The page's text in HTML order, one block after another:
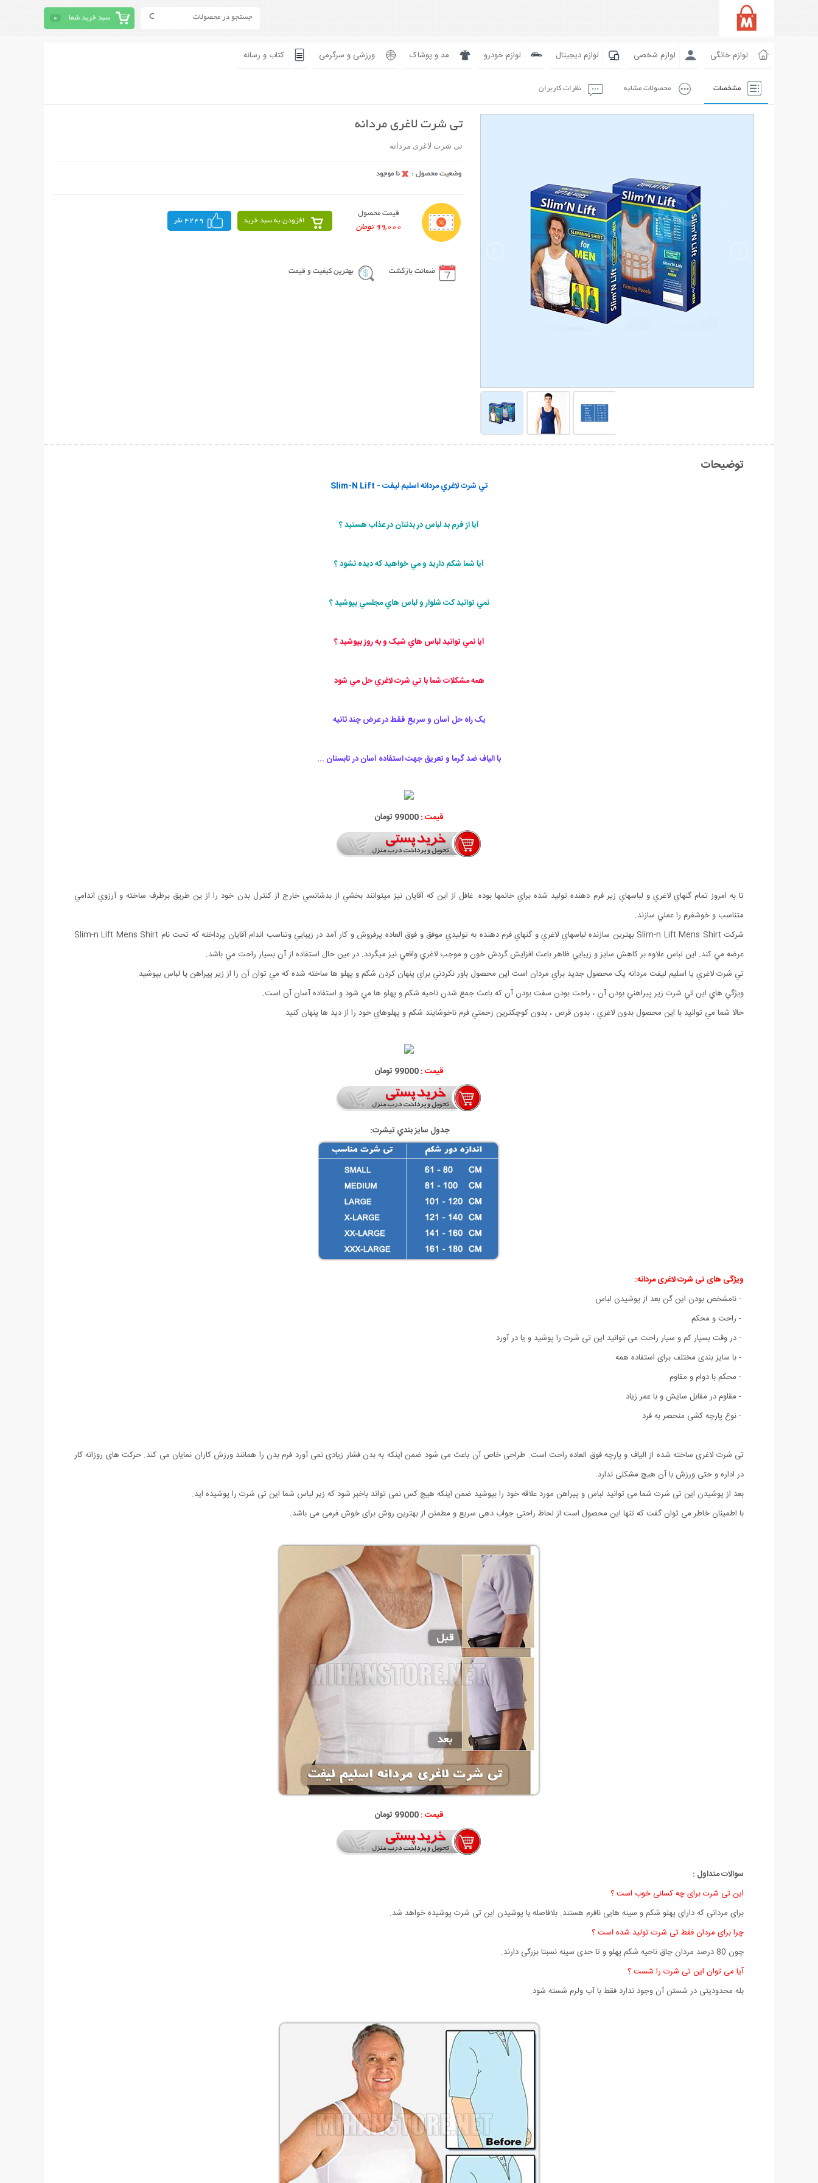
سبد خرید شما 0
لوازم خانگی لوازم شخصی لوازم دیجیتال لوازم خودرو مد و پوشاک ورزشی و سرگرمی کتاب و رسانه
مشخصات محصولات مشابه نظرات کاربران
تی شرت لاغری مردانه
تی شرت لاغری مردانه
قیمت محصول
99,000 تومان
افزودن به سبد خرید 4249 نفر
ضمانت بازگشت بهترین کیفیت و قیمت
توضیحات
تي شرت لاغري مردانه اسليم ليفت - Slim-N Lift
آيا از فرم بد لباس در بدنتان در عذاب هستيد ؟
آيا شما شکم داريد و مي خواهيد که ديده نشود ؟
نمي توانيد کت شلوار و لباس هاي مجلسي بپوشيد ؟
آيا نمي توانيد لباس هاي شيک و به روز بپوشيد ؟
همه مشکلات شما با تي شرت لاغري حل مي شود
يک راه حل آسان و سريع فقط در عرض چند ثانيه
با الياف ضد گرما و تعريق جهت استفاده آسان در تابستان ...
قيمت :
تا به امروز تمام گنهاي لاغري و لباسهاي زير فرم دهنده توليد شده براي خانمها بوده. غافل از اين که آقايان نيز ميتوانند بخشي از بدشانسي خارج از کنترل بدن خود را از ين طريق برطرف ساخته و آرزوي اندامي
متناسب و خوشفرم را عملي سازند.
شرکت Slim-n Lift Mens Shirt بهترين سازنده لباسهاي لاغري و گنهاي فرم دهنده به توليدي موفق و فوق العاده پرفروش و کار آمد در زيبايي وتناسب اندام آقايان پرداخته که تحت نام Slim-n Lift Mens Shirt
عرضه مي کند. اين لباس علاوه بر کاهش سايز و زيبايي ظاهر باعث افزايش گردش خون و موجب لاغري واقعي نيز ميگردد. در عين حال استفاده از آن بسيار راحت مي باشد.
تي شرت لاغري يا اسليم ليفت مردانه يک محصول جديد براي مردان است اين محصول باور نکردني براي پنهان کردن شکم و پهلو ها ساخته شده که مي توان آن را از زير پيراهن يا لباس بپوشيد.
ويژگي هاي اين تي شرت زير پيراهني بودن آن ، راحت بودن سفت بودن آن که باعث جمع شدن ناحيه شکم و پهلو ها مي شود و استفاده آسان آن است.
حالا شما مي توانيد با اين محصول بدون لاغري ، بدون قرص ، بدون کوچکترين زحمتي فرم ناخوشايند شکم و پهلوهاي خود را از ديد ها پنهان کنيد.
قيمت :
جدول سايز بندي تيشرت:
ویژگی های تی شرت لاغری مردانه:
- نامشخص بودن این گن بعد از پوشیدن لباس
- راحت و محکم
- در وقت بسیار کم و سیار راحت می توانید این تی شرت را پوشید و یا در آورد
- با سایز بندی مختلف برای استفاده همه
- محکم با دوام و مقاوم
- مقاوم در مقابل سایش و با عمر زیاد
- نوع پارچه کشی منحصر به فرد
تی شرت لاغری ساخته شده از الیاف و پارچه فوق العاده راحت است. طراحی خاص آن باعث می شود ضمن اینکه به بدن فشار زیادی نمی آورد فرم بدن را همانند ورزش کاران نمایان می کند. حرکت های روزانه کار
در اداره و حتی ورزش با آن هیچ مشکلی ندارد.
بعد از پوشیدن این تی شرت شما می توانید لباس و پیراهن مورد علاقه خود را بپوشید ضمن اینکه هیچ کس نمی تواند باخبر شود که زیر لباس شما این تی شرت را پوشیده اید.
با اطمینان خاطر می توان گفت که تنها این محصول است از لحاظ راحتی جواب دهی سریع و مطمئن از بهترین روش برای خوش فرمی می باشد.
قيمت :
سوالات متداول :
این تی شرت برای چه کسانی خوب است ؟
برای مردانی که دارای پهلو شکم و سینه هایی نافرم هستند. بلافاصله با پوشیدن این تی شرت پوشیده خواهد شد.
چرا برای مردان فقط تی شرت تولید شده است ؟
چون 80 درصد مردان چاق ناحیه شکم پهلو و تا حدی سینه نسبتا بزرگی دارند.
آیا می توان این تی شرت را شست ؟
بله محدودیتی در شستن آن وجود ندارد فقط با آب ولرم شسته شود.